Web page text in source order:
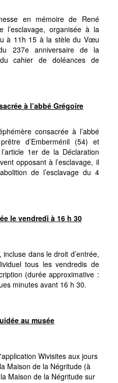
en mémoire de René
l’esclavage, organisée à la
à 11h 15 à la stèle du Vœu
237e anniversaire de la
cahier de doléances de
à l’abbé Grégoire
consacrée à l’abbé
d’Emberménil (54) et
1er de la Déclaration
opposant à l’esclavage, il
de l’esclavage du 4
le vendredi à 16 h 30
dans le droit d’entrée,
tous les vendredis de
(durée approximative :
minutes avant 16 h 30.
au musée
Wivisites aux jours
Maison de la Négritude (à
Maison de la Négritude sur